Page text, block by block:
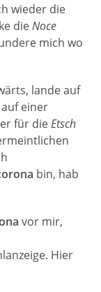
wieder die
dieNoce
mich wo
lande auf
einer
für dieEtsch
bin, hab
vor mir,
Hier